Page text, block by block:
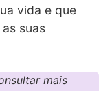
vida e que
suas
mais